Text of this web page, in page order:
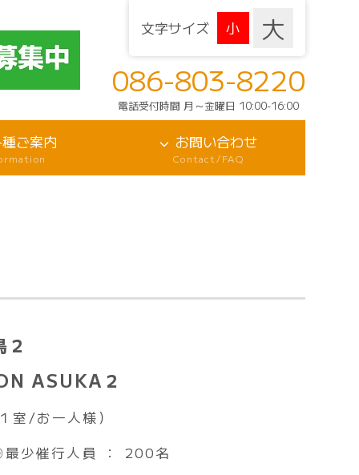
086-803-8220
電話受付時間 月～金曜日 10:00-16:00
文字サイズ
ご案内 お問い合わせ
Contact/FAQ
ASUKA２
/お一人様）
少催行人員 ： 200名